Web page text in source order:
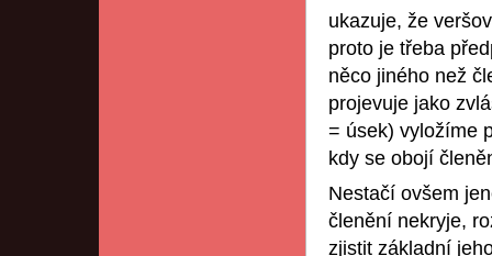
ukazuje, že
proto je třeba
něco jiného než
projevuje jako
= úsek) vyložíme
kdy se obojí
Nestačí ovšem
členění nekryje,
zjistit základní